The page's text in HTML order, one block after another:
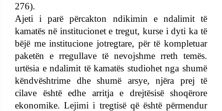
276).
Ajeti i parë përcakton ndikimin e ndalimit të
kamatës në institucionet e tregut, kurse i dyti ka të
bëjë me institucione jotregtare, për të kompletuar
paketën e rregullave të nevojshme rreth temës.
urtësia e ndalimit të kamatës studiohet nga shumë
këndvështrime dhe shumë arsye, njëra prej të
cilave është edhe arritja e drejtësisë shoqërore
ekonomike. Lejimi i tregtisë që është përmendur